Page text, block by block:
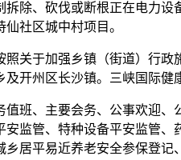
除、砍伐或断根正在电力
社区城中村项目。
于加强乡镇（街道）行政
开州区长沙镇。三峡国际健
、主要会务、公事欢迎、
监管、特种设备平安监管
居平易近养老安全参保登